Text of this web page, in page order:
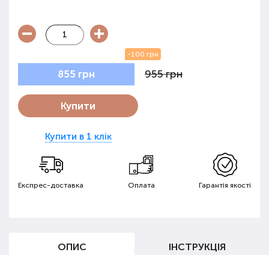
855 грн
-100 грн
955 грн
Купити
Купити в 1 клік
Експрес-доставка Оплата Гарантія якості
ОПИС ІНСТРУКЦІЯ